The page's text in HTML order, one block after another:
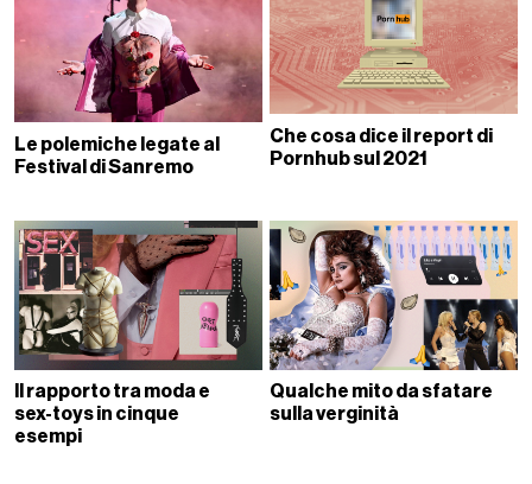
Le polemiche legate al
Festival di Sanremo
Che cosa dice il report di
Pornhub sul 2021
Il rapporto tra moda e
sex-toys in cinque
esempi
Qualche mito da sfatare
sulla verginità